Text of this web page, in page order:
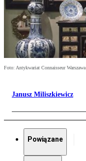
Foto: Antykwariat Connaisseur Warszawa
Janusz Miliszkiewicz
Powiązane